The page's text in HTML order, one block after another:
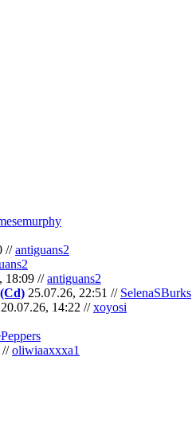
//antiguans2
18:09 //antiguans2
25.07.26, 22:51 // SelenaSBurks
20.07.26, 14:22 //xoyosi
//oliwiaaxxxa1